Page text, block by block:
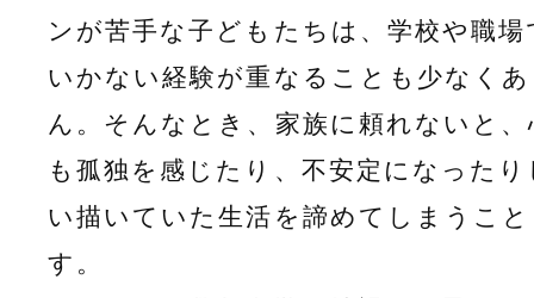
ンが苦手な子どもたちは、学校や職
いかない経験が重なることも少なく
ん。そんなとき、家族に頼れないと
も孤独を感じたり、不安定になった
い描いていた生活を諦めてしまうこ
す。